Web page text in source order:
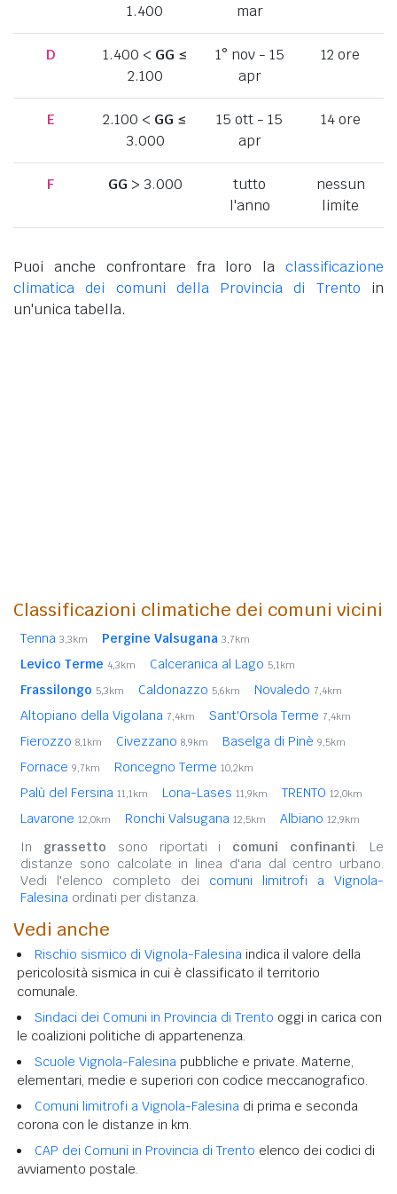
1.400
mar
D 1.400 < GG ≤
2.100
1° nov - 15
apr
12 ore
E 2.100 < GG ≤
3.000
15 ott - 15
apr
14 ore
F GG > 3.000
tutto
l'anno
nessun
limite
Puoi anche confrontare fra loro la classificazione
climatica dei comuni della Provincia di Trento in
un'unica tabella.
Classificazioni climatiche dei comuni vicini
Tenna 3,3km Pergine Valsugana 3,7km
Levico Terme 4,3km Calceranica al Lago 5,1km
Frassilongo 5,3km Caldonazzo 5,6km Novaledo 7,4km
Altopiano della Vigolana 7,4km Sant'Orsola Terme 7,4km
Fierozzo 8,1km Civezzano 8,9km Baselga di Pinè 9,5km
Fornace 9,7km Roncegno Terme 10,2km
Palù del Fersina 11,1km Lona-Lases 11,9km TRENTO 12,0km
Lavarone 12,0km Ronchi Valsugana 12,5km Albiano 12,9km
In grassetto sono riportati i comuni confinanti. Le
distanze sono calcolate in linea d'aria dal centro urbano.
Vedi l'elenco completo dei comuni limitrofi a Vignola-
Falesina ordinati per distanza.
Vedi anche
Rischio sismico di Vignola-Falesina indica il valore della
pericolosità sismica in cui è classificato il territorio
comunale.
Sindaci dei Comuni in Provincia di Trento oggi in carica con
le coalizioni politiche di appartenenza.
Scuole Vignola-Falesina pubbliche e private. Materne,
elementari, medie e superiori con codice meccanografico.
Comuni limitrofi a Vignola-Falesina di prima e seconda
corona con le distanze in km.
CAP dei Comuni in Provincia di Trento elenco dei codici di
avviamento postale.